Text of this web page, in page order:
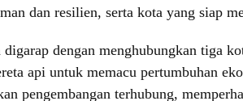
dan resilien, serta kota yang siap
dengan menghubungkan tiga
api untuk memacu pertumbuhan
pengembangan terhubung,